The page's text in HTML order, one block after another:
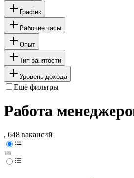
График
Рабочие часы
Опыт
Тип занятости
Уровень дохода
Ещё фильтры
Работа
, 648 вакансий